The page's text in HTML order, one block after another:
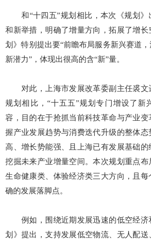
和“十四五”规划相比，本次《规划》
和新举措，明确了增量方向，拓展了增
划》特别提出要“前瞻布局服务新兴赛道
新潜力”，体现出很高的含“新”量。
对此，上海市发展改革委副主任裘文
规划相比，“十五五”规划专门增设了新
容，目的在于抢抓当前科技革命与产业
握产业发展趋势与消费迭代升级的整体态
高、增长势能强、且上海已有发展基础
挖掘未来产业增量空间。本次规划重点布
生命健康类、体验经济类三大方向，且每
确的发展落脚点。
例如，围绕近期发展迅速的低空经济
划》提出，支持发展低空物流、无人配